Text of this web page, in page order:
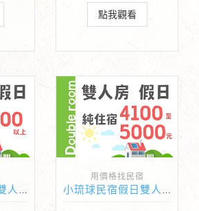
點我觀看
小琉球民宿假日雙人房純住宿價格5100元以上的民宿
用價格找民宿
小琉球民宿假日雙人房純住宿價格4100-5000元